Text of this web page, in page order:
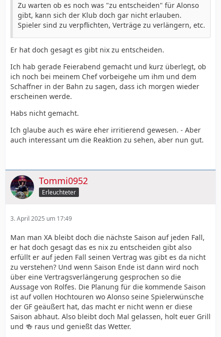
Zu warten ob es noch was "zu entscheiden" für Alonso
gibt, kann sich der Klub doch gar nicht erlauben.
Spieler sind zu verpflichten, Verträge zu verlängern, etc.
Er hat doch gesagt es gibt nix zu entscheiden.
Ich hab gerade Feierabend gemacht und kurz überlegt, ob
ich noch bei meinem Chef vorbeigehe um ihm und dem
Schaffner in der Bahn zu sagen, dass ich morgen wieder
erscheinen werde.
Habs nicht gemacht.
Ich glaube auch es wäre eher irritierend gewesen. - Aber
auch interessant um die Reaktion zu sehen, aber nun gut.
Tommi0952
Erleuchteter
3. April 2025 um 17:49
Man man XA bleibt doch die nächste Saison auf jeden Fall,
er hat doch gesagt das es nix zu entscheiden gibt also
erfüllt er auf jeden Fall seinen Vertrag was gibt es da nicht
zu verstehen? Und wenn Saison Ende ist dann wird noch
über eine Vertragsverlängerung gesprochen so die
Aussage von Rolfes. Die Planung für die kommende Saison
ist auf vollen Hochtouren wo Alonso seine Spielerwünsche
der GF geäußert hat, das macht er nicht wenn er diese
Saison abhaut. Also bleibt doch Mal gelassen, holt euer Grill
und 🍻 raus und genießt das Wetter.